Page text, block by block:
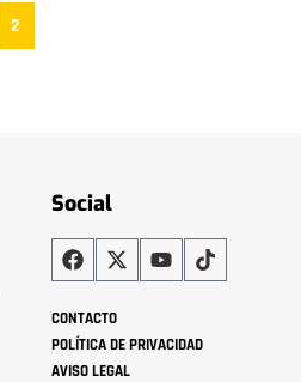
2
Social
CONTACTO
POLÍTICA DE PRIVACIDAD
AVISO LEGAL